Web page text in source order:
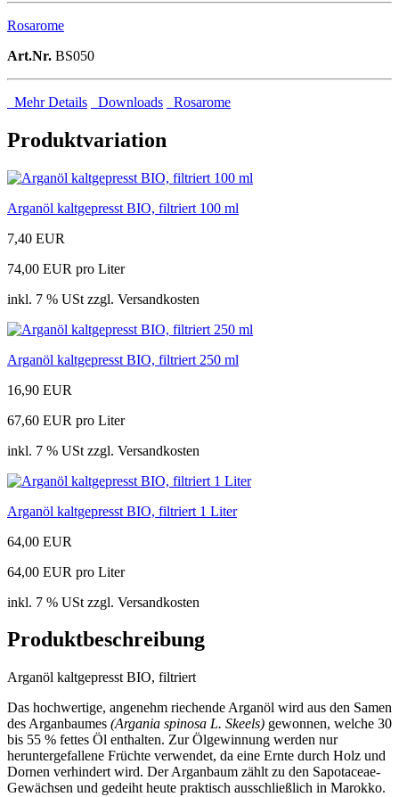
Rosarome
Art.Nr. BS050
Mehr Details Downloads Rosarome
Produktvariation
Arganöl kaltgepresst BIO, filtriert 100 ml
7,40 EUR
74,00 EUR pro Liter
inkl. 7 % USt zzgl. Versandkosten
Arganöl kaltgepresst BIO, filtriert 250 ml
16,90 EUR
67,60 EUR pro Liter
inkl. 7 % USt zzgl. Versandkosten
Arganöl kaltgepresst BIO, filtriert 1 Liter
64,00 EUR
64,00 EUR pro Liter
inkl. 7 % USt zzgl. Versandkosten
Produktbeschreibung
Arganöl kaltgepresst BIO, filtriert
Das hochwertige, angenehm riechende Arganöl wird aus den Samen
des Arganbaumes (Argania spinosa L. Skeels) gewonnen, welche 30
bis 55 % fettes Öl enthalten. Zur Ölgewinnung werden nur
heruntergefallene Früchte verwendet, da eine Ernte durch Holz und
Dornen verhindert wird. Der Arganbaum zählt zu den Sapotaceae-
Gewächsen und gedeiht heute praktisch ausschließlich in Marokko.